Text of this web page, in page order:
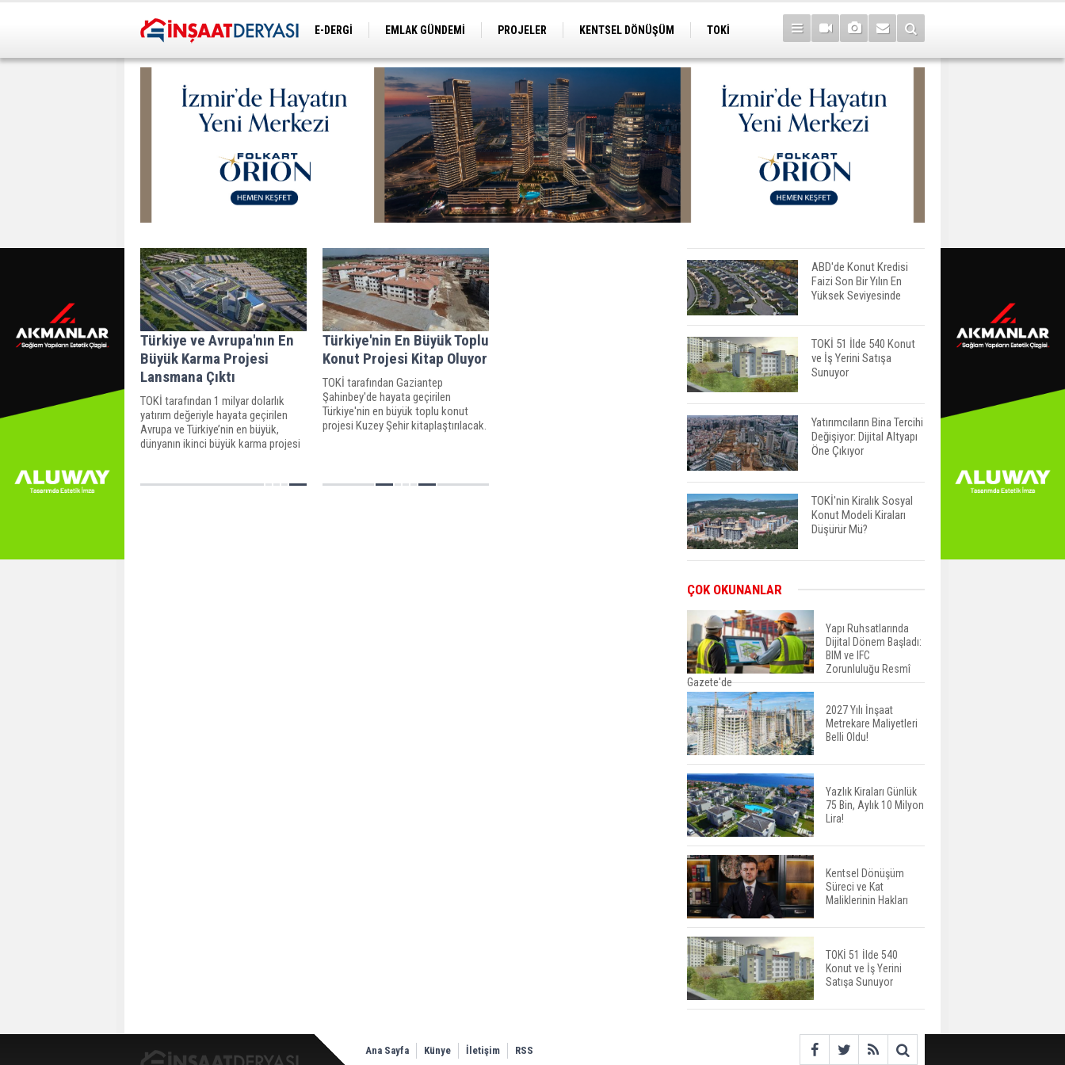
E-DERGİ EMLAK GÜNDEMİ PROJELER KENTSEL DÖNÜŞÜM
TOKİ
Türkiye ve Avrupa'nın En
Büyük Karma Projesi
Lansmana Çıktı
TOKİ tarafından 1 milyar dolarlık
yatırım değeriyle hayata geçirilen
Avrupa ve Türkiye’nin en büyük,
dünyanın ikinci büyük karma projesi
iş merkezi yer alıyor.
Türkiye'nin En Büyük Toplu
Konut Projesi Kitap Oluyor
TOKİ tarafından Gaziantep
Şahinbey'de hayata geçirilen
Türkiye'nin en büyük toplu konut
projesi Kuzey Şehir kitaplaştırılacak.
yer alacak
ABD'de Konut Kredisi
Faizi Son Bir Yılın En
Yüksek Seviyesinde
TOKİ 51 İlde 540 Konut
ve İş Yerini Satışa
Sunuyor
Yatırımcıların Bina Tercihi
Değişiyor: Dijital Altyapı
Öne Çıkıyor
TOKİ'nin Kiralık Sosyal
Konut Modeli Kiraları
Düşürür Mü?
Yüzde 16,2 Arttı
Konut Satışları Güçlü
Seyrini Korudu Yabancıya
Satış Geriledi
ABD'de İnşaat
Harcamaları Geriledi
Tercih Döneminde
Barınma Telaşı Başladı
Aileden Miras Kalan Ev
Nasıl Satılır?
İstanbul'da 15 Bin Kiralık
Sosyal Konut Eylülde
Kiraya Verilecek
ÇOK OKUNANLAR
Yapı Ruhsatlarında
Dijital Dönem Başladı:
BIM ve IFC
Zorunluluğu Resmî
Gazete'de
2027 Yılı İnşaat
Metrekare Maliyetleri
Belli Oldu!
Yazlık Kiraları Günlük
75 Bin, Aylık 10 Milyon
Lira!
Kentsel Dönüşüm
Süreci ve Kat
Maliklerinin Hakları
TOKİ 51 İlde 540
Konut ve İş Yerini
Satışa Sunuyor
Ana Sayfa Künye İletişim RSS